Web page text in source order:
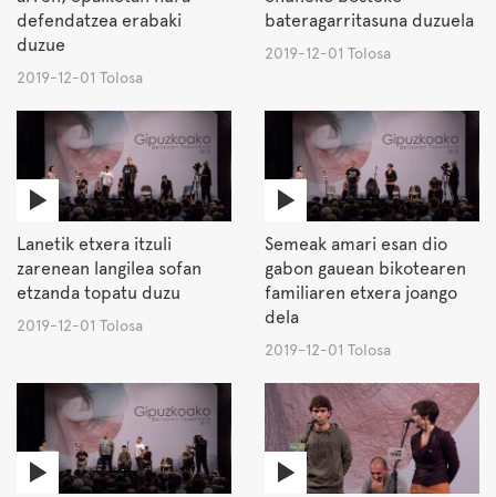
defendatzea erabaki
duzue
2019-12-01 Tolosa
bateragarritasuna duzuela
2019-12-01 Tolosa
Lanetik etxera itzuli
zarenean langilea sofan
etzanda topatu duzu
2019-12-01 Tolosa
Semeak amari esan dio
gabon gauean bikotearen
familiaren etxera joango
dela
2019-12-01 Tolosa